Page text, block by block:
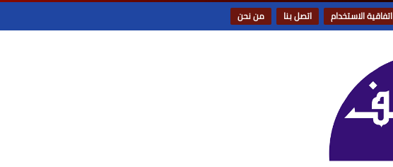
اتفاقية الاستخدام اتصل بنا من نحن